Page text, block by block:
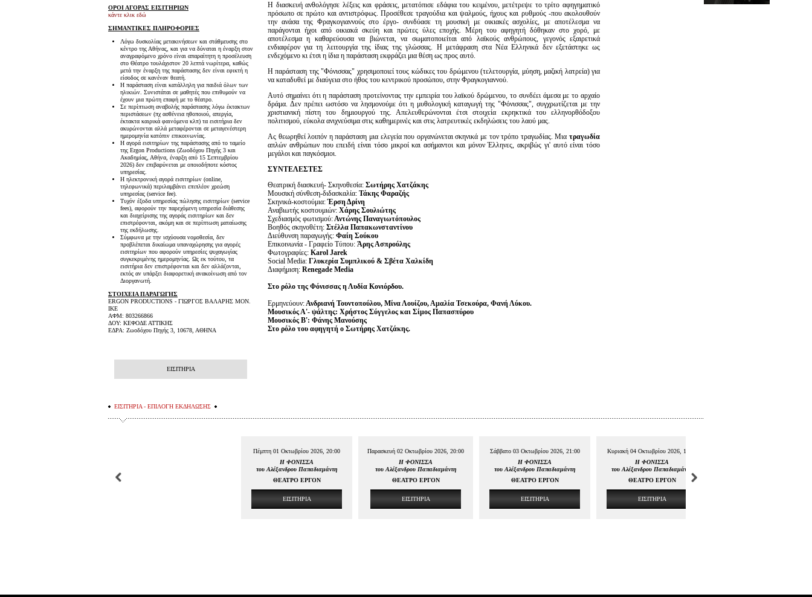
Η διασκευή ανθολόγησε λέξεις και φράσεις, μετατόπισε εδάφια του κειμένου, μετέτρεψε το τρίτο αφηγηματικό
πρόσωπο σε πρώτο και αντιστρόφως. Προσέθεσε τραγούδια και ψαλμούς, ήχους και ρυθμούς -που ακολουθούν
την ανάσα της Φραγκογιαννούς στο έργο- συνδύασε τη μουσική με οικιακές ασχολίες, με αποτέλεσμα να
παράγονται ήχοι από οικιακά σκεύη και πρώτες ύλες εποχής. Μέρη του αφηγητή δόθηκαν στο χορό, με
αποτέλεσμα η καθαρεύουσα να βιώνεται, να σωματοποιείται από λαϊκούς ανθρώπους, γεγονός εξαιρετικά
ενδιαφέρον για τη λειτουργία της ίδιας της γλώσσας. Η μετάφραση στα Νέα Ελληνικά δεν εξετάστηκε ως
ενδεχόμενο κι έτσι η ίδια η παράσταση εκφράζει μια θέση ως προς αυτό.
Η παράσταση της "Φόνισσας" χρησιμοποιεί τους κώδικες του δρώμενου (τελετουργία, μύηση, μαζική λατρεία) για
να καταδυθεί με διαύγεια στο ήθος του κεντρικού προσώπου, στην Φραγκογιαννού.
Αυτό σημαίνει ότι η παράσταση προτείνοντας την εμπειρία του λαϊκού δρώμενου, το συνδέει άμεσα με το αρχαίο
δράμα. Δεν πρέπει ωστόσο να λησμονούμε ότι η μυθολογική καταγωγή της "Φόνισσας", συγχρωτίζεται με την
χριστιανική πίστη του δημιουργού της. Απελευθερώνονται έτσι στοιχεία εκρηκτικά του ελληνορθόδοξου
πολιτισμού, εύκολα ανιχνεύσιμα στις καθημερινές και στις λατρευτικές εκδηλώσεις του λαού μας.
Ας θεωρηθεί λοιπόν η παράσταση μια ελεγεία που οργανώνεται σκηνικά με τον τρόπο τραγωδίας. Μια τραγωδία
απλών ανθρώπων που επειδή είναι τόσο μικροί και ασήμαντοι και μόνον Έλληνες, ακριβώς γι' αυτό είναι τόσο
μεγάλοι και παγκόσμιοι.
ΣΥΝΤΕΛΕΣΤΕΣ
Θεατρική διασκευή- Σκηνοθεσία: Σωτήρης Χατζάκης
Μουσική σύνθεση-διδασκαλία: Τάκης Φαραζής
Σκηνικά-κοστούμια:Έρση Δρίνη
Αναβιωτής κοστουμιών: Χάρης Σουλιώτης
Σχεδιασμός φωτισμού:Αντώνης Παναγιωτόπουλος
Βοηθός σκηνοθέτη: Στέλλα Παπακωνσταντίνου
Διεύθυνση παραγωγής: Φαίη Σούκου
Επικοινωνία - Γραφείο Τύπου: Άρης Ασπρούλης
Φωτογραφίες: Karol Jarek
Social Media: Γλυκερία Συμπλικού & Σβέτα Χαλκίδη
Διαφήμιση: Renegade Media
Στο ρόλο της Φόνισσας η Λυδία Κονιόρδου.
Ερμηνεύουν:Ανδριανή Τουντοπούλου, Μίνα Λουίζου, Αμαλία Τσεκούρα, Φανή Λύκου.
Μουσικός Α'- ψάλτης: Xρήστος Σύγγελος και Σίμος Παπασπύρου
Μουσικός Β': Φάνης Μανούσης
Στο ρόλο του αφηγητή ο Σωτήρης Χατζάκης.
ΟΡΟΙ ΑΓΟΡΑΣ ΕΙΣΙΤΗΡΙΩΝ
κάντε κλικ εδώ
ΣΗΜΑΝΤΙΚΕΣ ΠΛΗΡΟΦΟΡΙΕΣ
Λόγω δυσκολίας μετακινήσεων και στάθμευσης στο
κέντρο της Αθήνας, και για να δύναται η έναρξη στον
αναγραφόμενο χρόνο είναι απαραίτητη η προσέλευση
στο Θέατρο τουλάχιστον 20 λεπτά νωρίτερα, καθώς
μετά την έναρξη της παράστασης δεν είναι εφικτή η
είσοδος σε κανέναν θεατή.
Η παράσταση είναι κατάλληλη για παιδιά όλων των
ηλικιών. Συνιστάται σε μαθητές που επιθυμούν να
έχουν μια πρώτη επαφή με το θέατρο.
Σε περίπτωση αναβολής παράστασης λόγω έκτακτων
περιστάσεων (πχ ασθένεια ηθοποιού, απεργία,
έκτακτα καιρικά φαινόμενα κλπ) τα εισιτήρια δεν
ακυρώνονται αλλά μεταφέρονται σε μεταγενέστερη
ημερομηνία κατόπιν επικοινωνίας.
Η αγορά εισιτηρίων της παράστασης από τo ταμείο
της Ergon Productions (Ζωοδόχου Πηγής 3 και
Ακαδημίας, Αθήνα, έναρξη από 15 Σεπτεμβρίου
2026) δεν επιβαρύνεται με οποιοδήποτε κόστος
υπηρεσίας.
Η ηλεκτρονική αγορά εισιτηρίων (online,
τηλεφωνικά) περιλαμβάνει επιπλέον χρεώση
υπηρεσίας (service fee).
Τυχόν έξοδα υπηρεσίας πώλησης εισιτηρίων (service
fees), αφορούν την παρεχόμενη υπηρεσία διάθεσης
και διαχείρισης της αγοράς εισιτηρίων και δεν
επιστρέφονται, ακόμη και σε περίπτωση ματαίωσης
της εκδήλωσης.
Σύμφωνα με την ισχύουσα νομοθεσία, δεν
προβλέπεται δικαίωμα υπαναχώρησης για αγορές
εισιτηρίων που αφορούν υπηρεσίες ψυχαγωγίας
συγκεκριμένης ημερομηνίας. Ως εκ τούτου, τα
εισιτήρια δεν επιστρέφονται και δεν αλλάζονται,
εκτός αν υπάρξει διαφορετική ανακοίνωση από τον
Διοργανωτή.
ΣΤΟΙΧΕΙΑ ΠΑΡΑΓΩΓΗΣ
ERGON PRODUCTIONS - ΓΙΩΡΓΟΣ ΒΑΛΑΡΗΣ MON.
IKE
ΑΦΜ: 803266866
ΔΟΥ: ΚΕΦΟΔΕ ΑΤΤΙΚΗΣ
ΕΔΡΑ: Ζωοδόχου Πηγής 3, 10678, ΑΘΗΝΑ
ΕΙΣΙΤΗΡΙΑ
ΕΙΣΙΤΗΡΙΑ - ΕΠΙΛΟΓΗ ΕΚΔΗΛΩΣΗΣ
Πέμπτη 01 Οκτωβρίου 2026, 20:00
Η ΦΟΝΙΣΣΑ
του Αλέξανδρου Παπαδιαμάντη
ΘΕΑΤΡΟ ΕΡΓΟΝ
ΕΙΣΙΤΗΡΙΑ
Παρασκευή 02 Οκτωβρίου 2026, 20:00
Η ΦΟΝΙΣΣΑ
του Αλέξανδρου Παπαδιαμάντη
ΘΕΑΤΡΟ ΕΡΓΟΝ
ΕΙΣΙΤΗΡΙΑ
Σάββατο 03 Οκτωβρίου 2026, 21:00
Η ΦΟΝΙΣΣΑ
του Αλέξανδρου Παπαδιαμάντη
ΘΕΑΤΡΟ ΕΡΓΟΝ
ΕΙΣΙΤΗΡΙΑ
Κυριακή 04 Οκτωβρίου 2026, 17:00
Η ΦΟΝΙΣΣΑ
του Αλέξανδρου Παπαδιαμάντη
ΘΕΑΤΡΟ ΕΡΓΟΝ
ΕΙΣΙΤΗΡΙΑ